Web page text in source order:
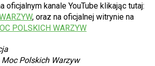
oficjalnym kanale YouTube klikając tutaj:
, oraz na oficjalnej witrynie na
POLSKICH WARZYW
Polskich Warzyw